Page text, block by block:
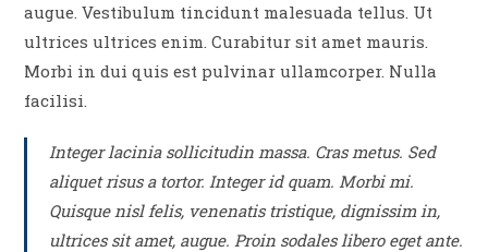
augue. Vestibulum tincidunt malesuada tellus. Ut
ultrices ultrices enim. Curabitur sit amet mauris.
Morbi in dui quis est pulvinar ullamcorper. Nulla
facilisi.
Integer lacinia sollicitudin massa. Cras metus. Sed
aliquet risus a tortor. Integer id quam. Morbi mi.
Quisque nisl felis, venenatis tristique, dignissim in,
ultrices sit amet, augue. Proin sodales libero eget ante.